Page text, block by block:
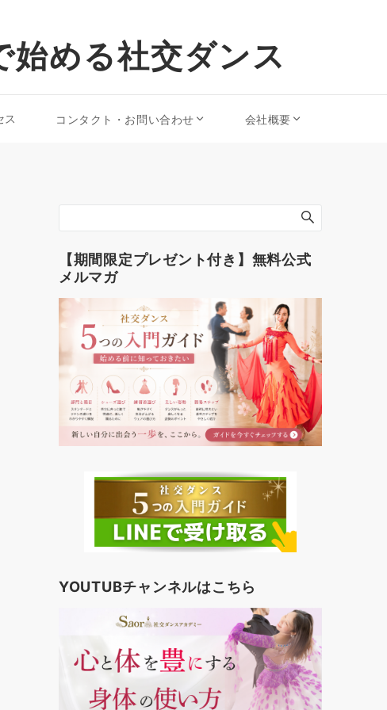
める社交ダンス
ス コンタクト・お問い合わせ 会社概要
【期間限定プレゼント付き】無料公式
メルマガ
YOUTUBチャンネルはこちら